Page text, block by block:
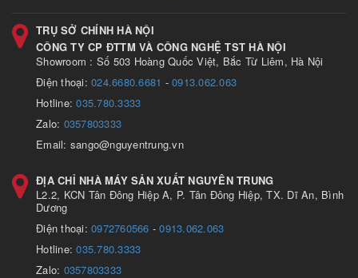
TRỤ SỞ CHÍNH HÀ NỘI
CÔNG TY CP ĐTTM VÀ CÔNG NGHỆ TST HÀ NỘI
Showroom : Số 503 Hoàng Quốc Việt, Bắc Từ Liêm, Hà Nội
Điện thoại:024.6680.6681 -0913.062.063
Hotline:035.780.3333
Zalo: 0357803333
Email: sango@nguyentrung.vn
ĐỊA CHỈ NHÀ MÁY SẢN XUẤT NGUYÊN TRUNG
L2.2, KCN Tân Đông Hiệp A, P. Tân Đông Hiệp, TX. Dĩ An, Bình
Dương
Điện thoại:0972760566 -0913.062.063
Hotline:035.780.3333
Zalo: 0357803333